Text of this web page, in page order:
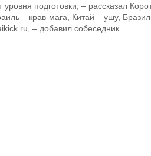
подготовки, – рассказал
– крав-мага, Китай – ушу,
– добавил собеседник.